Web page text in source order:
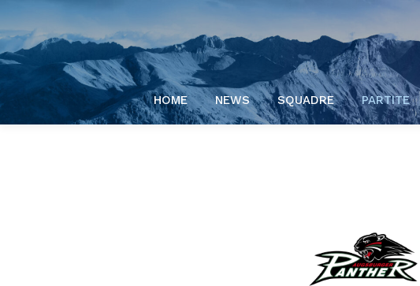
HOME NEWS SQUADRE PARTITE